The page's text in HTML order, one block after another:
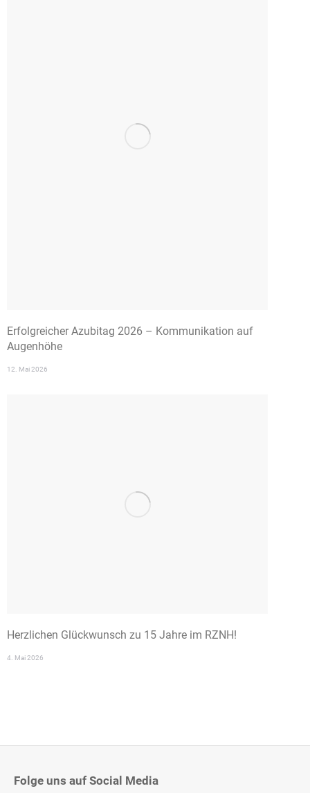
Erfolgreicher Azubitag 2026 – Kommunikation auf
Augenhöhe
12. Mai 2026
Herzlichen Glückwunsch zu 15 Jahre im RZNH!
4. Mai 2026
Folge uns auf Social Media